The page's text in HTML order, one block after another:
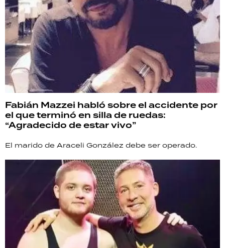
Fabián Mazzei habló sobre el accidente por
el que terminó en silla de ruedas:
“Agradecido de estar vivo”
El marido de Araceli González debe ser operado.